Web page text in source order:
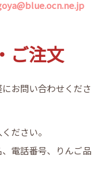
ご注文
お問い合わせくださ
ださい。
電話番号、りんご品